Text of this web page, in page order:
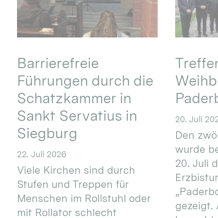
Barrierefreie
Führungen durch die
Schatzkammer in
Sankt Servatius in
Siegburg
22. Juli 2026
Viele Kirchen sind durch
Stufen und Treppen für
Menschen im Rollstuhl oder
mit Rollator schlecht
20. Juli
Den
wurde
20. Juli
gezeigt.